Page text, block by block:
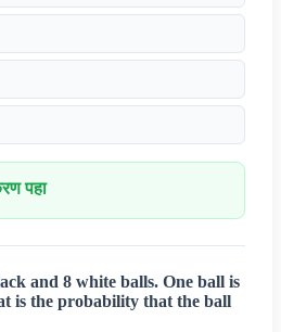
पहा
and 8 white balls. One ball is
is the probability that the ball